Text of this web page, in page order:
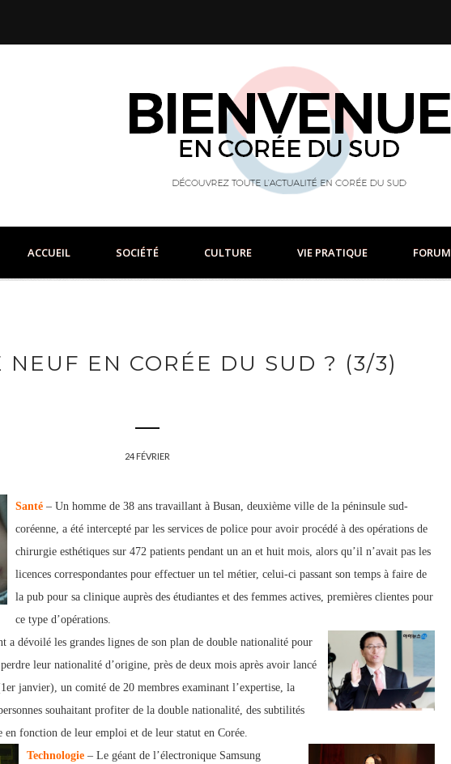
ACCUEIL SOCIÉTÉ CULTURE VIE PRATIQUE FORUM
NEUF EN CORÉE DU SUD ? (3/3)
24 FÉVRIER
Santé – Un homme de 38 ans travaillant à Busan, deuxième ville de la péninsule sud-
coréenne, a été intercepté par les services de police pour avoir procédé à des opérations de
chirurgie esthétiques sur 472 patients pendant un an et huit mois, alors qu’il n’avait pas les
licences correspondantes pour effectuer un tel métier, celui-ci passant son temps à faire de
la pub pour sa clinique auprès des étudiantes et des femmes actives, premières clientes pour
ce type d’opérations.
a dévoilé les grandes lignes de son plan de double nationalité pour
leur nationalité d’origine, près de deux mois après avoir lancé
janvier), un comité de 20 membres examinant l’expertise, la
souhaitant profiter de la double nationalité, des subtilités
en fonction de leur emploi et de leur statut en Corée.
Technologie – Le géant de l’électronique Samsung